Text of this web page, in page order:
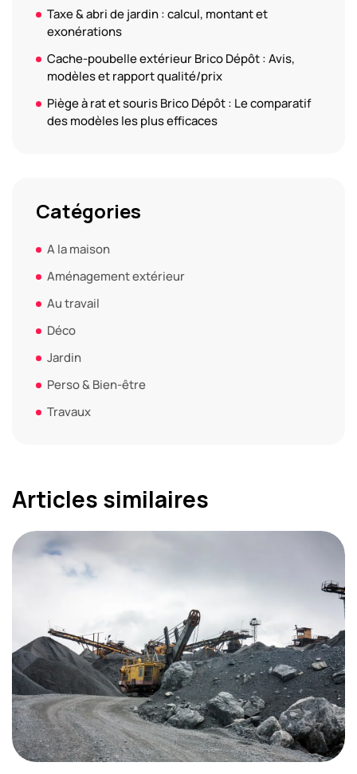
Taxe & abri de jardin : calcul, montant et
exonérations
Cache-poubelle extérieur Brico Dépôt : Avis,
modèles et rapport qualité/prix
Piège à rat et souris Brico Dépôt : Le comparatif
des modèles les plus efficaces
Catégories
A la maison
Aménagement extérieur
Au travail
Déco
Jardin
Perso & Bien-être
Travaux
Articles similaires